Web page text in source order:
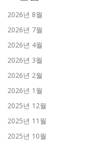
2026년 8월
2026년 7월
2026년 4월
2026년 3월
2026년 2월
2026년 1월
2025년 12월
2025년 11월
2025년 10월